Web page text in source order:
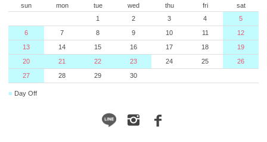
sun mon tue wed thu fri
sat
1
2 3 4
5
6
7 8 9 10 11
12
13
14 15 16 17 18
19
20
21 22 23 24 25
26
27
28 29 30
■ Day Off